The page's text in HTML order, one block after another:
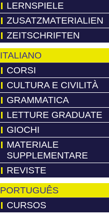
LERNSPIELE
ZUSATZMATERIALIEN
ZEITSCHRIFTEN
ITALIANO
CORSI
CULTURA E CIVILITÀ
GRAMMATICA
LETTURE GRADUATE
GIOCHI
MATERIALE
SUPPLEMENTARE
REVISTE
PORTUGUÊS
CURSOS